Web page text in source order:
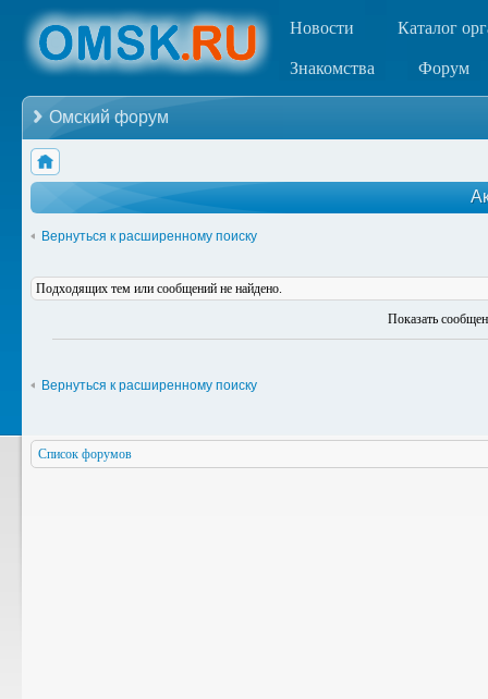
Новости Каталог
Знакомства Форум
Омский форум
Вернуться к расширенному поиску
Подходящих тем или сообщений не найдено.
Показать
Вернуться к расширенному поиску
Список форумов